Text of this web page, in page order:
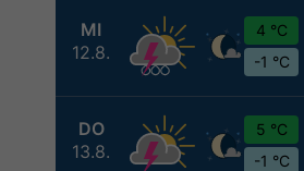
MI
12.8.
4 °C
-1 °C
DO
13.8.
5 °C
-1 °C